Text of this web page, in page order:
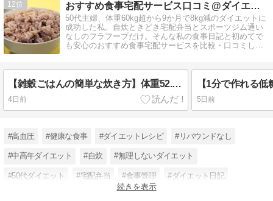
12 おすすめ食事宅配サービス口コミ@ダイエット
50代主婦、体重60kg超から9か月で8kg減のダイエットに
成功した私。自炊ときどき宅配弁当とスポーツジム通い
なしのフラフープだけ。そんな私の食事日記と初めてで
も安心のおすすめ食事宅配サービスを比較・口コミして
【雑穀ごはんの簡単な炊き方】体重52.7kg⇒52.4kg（2026年8月4日火曜）
4日前 5日前
#高血圧 #健康な食事 #ダイエットレシピ #リバウンドなし
#中高年ダイエット #自炊 #無理しないダイエット
#50代ダイエット #宅配弁当 #食事管理 #ダイエット日記
続きを表示